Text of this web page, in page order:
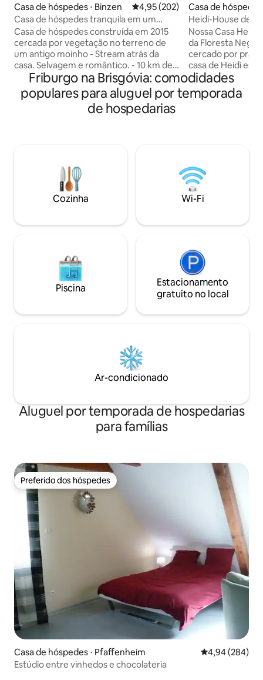
Casa de hóspedes ⋅ Binzen 4,95 de uma avaliação média de
4,95 (202)
Casa de hóspedes tranquila em um
ambiente romântico!
Casa de hóspedes construída em 2015
cercada por vegetação no terreno de
um antigo moinho - Stream atrás da
casa. Selvagem e romântico. - 10 km de
Basileia, 5 km de Lörrach, Feldberg 50
min. Boas ligações de transporte (ônibus
e trem) - Famílias, viajantes individuais,
pessoas de negócios, casais - Animais de
Relaxamento e excursões, cultura e
Casa de
Heidi-House de 2
bosques e prados
Nossa Casa Heidi
da Floresta
cercado por prados
casa de Heidi
vivemos. A casa
tem uma
sua privacidade
propriedade
Friburgo na Brisgóvia: comodidades
populares para aluguel por temporada
de hospedarias
Cozinha Wi-Fi
Piscina
Estacionamento
gratuito no local
Ar-condicionado
Aluguel por temporada de hospedarias
para famílias
Preferido dos hóspedes
Preferido dos hóspedes
Casa de hóspedes ⋅ Pfaffenheim 4,94 de uma
4,94 (284)
Estúdio entre vinhedos e chocolateria